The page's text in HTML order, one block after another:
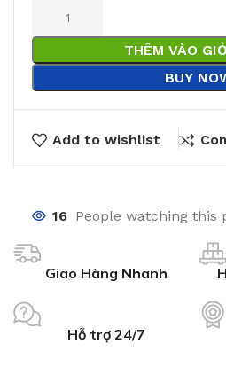
THÊM VÀO
BUY
Add to wishlist
16 People watching this
Giao Hàng Nhanh
Hỗ trợ 24/7